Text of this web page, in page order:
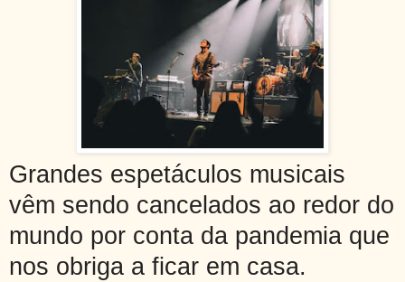
Grandes espetáculos musicais
vêm sendo cancelados ao redor do
mundo por conta da pandemia que
nos obriga a ficar em casa.